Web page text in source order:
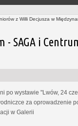
z Willi Decjusza w
SAGA i
po wystawie "Lwów, 24
za oprowadzenie
w Galerii